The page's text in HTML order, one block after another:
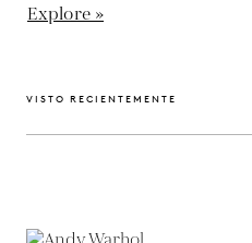
Explore »
VISTO RECIENTEMENTE